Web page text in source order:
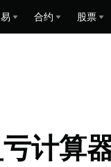
合约 股票
计算